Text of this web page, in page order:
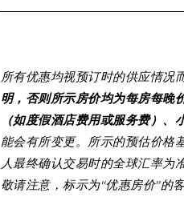
所有优惠均视预订时的供应情况
明，否则所示房价均为每房每晚
（如度假酒店费用或服务费）、
能会有所变更。所示的预估价格
人最终确认交易时的全球汇率为准
敬请注意，标示为“优惠房价”的